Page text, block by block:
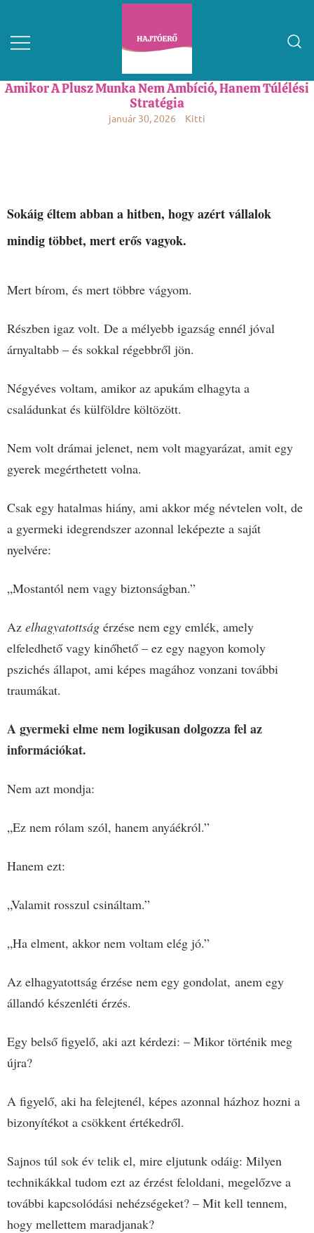
Amikor A Plusz Munka Nem Ambíció, Hanem Túlélési
Stratégia
január 30, 2026 Kitti
Sokáig éltem abban a hitben, hogy azért vállalok
mindig többet, mert erős vagyok.
Mert bírom, és mert többre vágyom.
Részben igaz volt. De a mélyebb igazság ennél jóval
árnyaltabb – és sokkal régebbről jön.
Négyéves voltam, amikor az apukám elhagyta a
családunkat és külföldre költözött.
Nem volt drámai jelenet, nem volt magyarázat, amit egy
gyerek megérthetett volna.
Csak egy hatalmas hiány, ami akkor még névtelen volt, de
a gyermeki idegrendszer azonnal leképezte a saját
nyelvére:
„Mostantól nem vagy biztonságban.”
Az elhagyatottság érzése nem egy emlék, amely
elfeledhető vagy kinőhető – ez egy nagyon komoly
pszichés állapot, ami képes magához vonzani további
traumákat.
A gyermeki elme nem logikusan dolgozza fel az
információkat.
Nem azt mondja:
„Ez nem rólam szól, hanem anyáékról.”
Hanem ezt:
„Valamit rosszul csináltam.”
„Ha elment, akkor nem voltam elég jó.”
Az elhagyatottság érzése nem egy gondolat, anem egy
állandó készenléti érzés.
Egy belső figyelő, aki azt kérdezi: – Mikor történik meg
újra?
A figyelő, aki ha felejtenél, képes azonnal házhoz hozni a
bizonyítékot a csökkent értékedről.
Sajnos túl sok év telik el, mire eljutunk odáig: Milyen
technikákkal tudom ezt az érzést feloldani, megelőzve a
további kapcsolódási nehézségeket? – Mit kell tennem,
hogy mellettem maradjanak?